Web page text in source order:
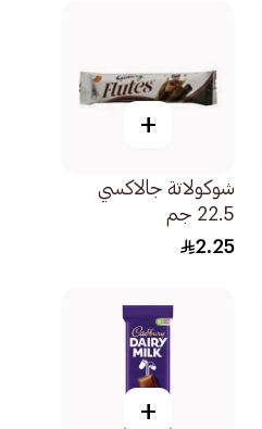
+
شوكولاتة جالاكسي
22.5 جم
2.25
+